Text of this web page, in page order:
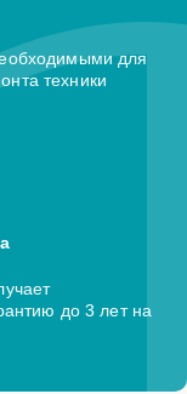
для
техники
до 3 лет на